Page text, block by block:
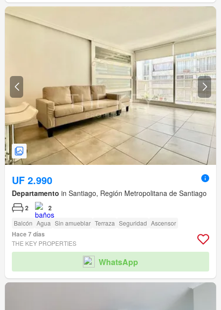
UF 2.990
Departamento in Santiago, Región Metropolitana de Santiago
2 2
Balcón Agua Sin amueblar Terraza Seguridad Ascensor
Hace 7 días
THE KEY PROPERTIES
WhatsApp